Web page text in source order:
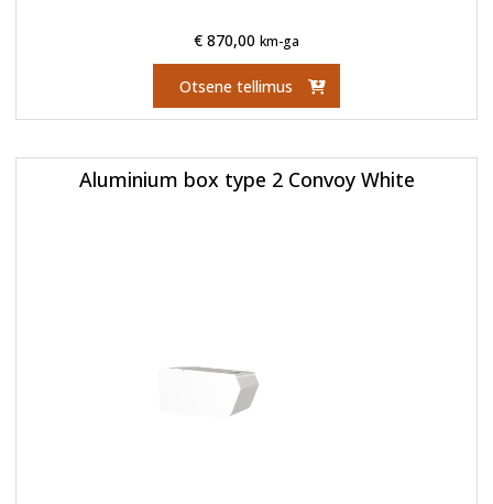
€ 870,00 km-ga
Otsene tellimus
Aluminium box type 2 Convoy White